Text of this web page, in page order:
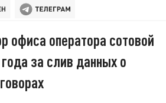
офиса оператора сотовой
за слив данных о